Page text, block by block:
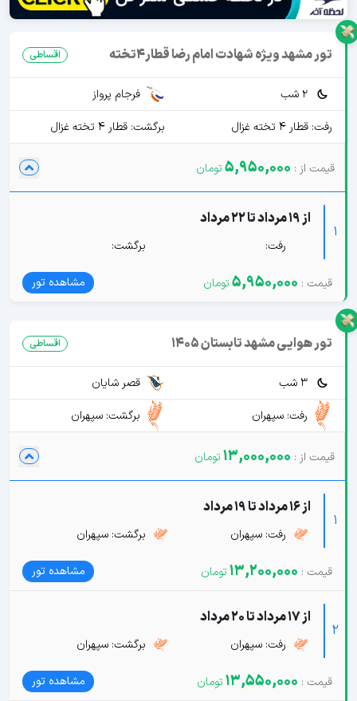
تور مشهد ویژه شهادت امام رضا قطار4تخته اقساطی
2 شب
فرجام پرواز
رفت: قطار 4 تخته غزال
برگشت: قطار 4 تخته غزال
5,950,000
1
از 19 مرداد تا 22 مرداد
رفت: برگشت:
5,950,000 مشاهده تور
تور هوایی مشهد تابستان 1405 اقساطی
3 شب
قصر شایان
رفت: سپهران
برگشت: سپهران
13,000,000
1
از 16 مرداد تا 19 مرداد
رفت: سپهران برگشت: سپهران
13,200,000 مشاهده تور
2
از 17 مرداد تا 20 مرداد
رفت: سپهران برگشت: سپهران
13,550,000 مشاهده تور